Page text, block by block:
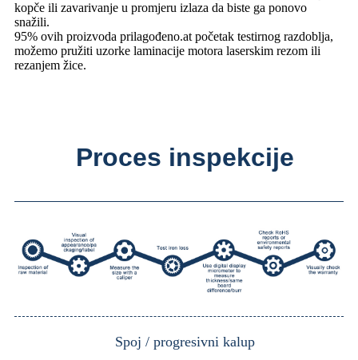
kopče ili zavarivanje u promjeru izlaza da biste ga ponovo
snažili.
95% ovih proizvoda prilagođeno.at početak testirnog razdoblja,
možemo pružiti uzorke laminacije motora laserskim rezom ili
rezanjem žice.
Proces inspekcije
Spoj / progresivni kalup